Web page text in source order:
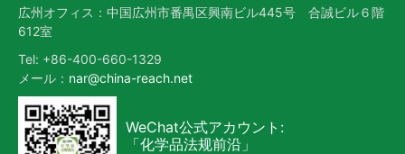
広州オフィス：中国広州市番禺区興南ビル445号 合誠ビル６階
612室
Tel: +86-400-660-1329
メール： nar@china-reach.net
WeChat公式アカウント:
「化学品法规前沿」